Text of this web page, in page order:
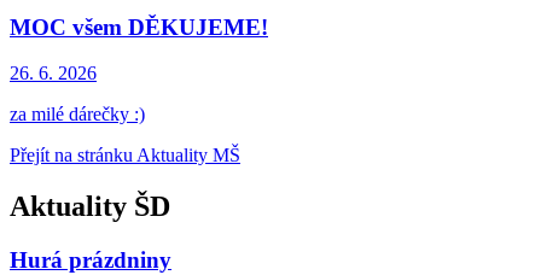
MOC všem DĚKUJEME!
26. 6. 2026
za milé dárečky :)
Přejít na stránku Aktuality MŠ
Aktuality ŠD
Hurá prázdniny